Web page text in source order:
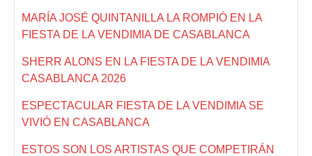
MARÍA JOSÉ QUINTANILLA LA ROMPIÓ EN LA
FIESTA DE LA VENDIMIA DE CASABLANCA
SHERR ALONS EN LA FIESTA DE LA VENDIMIA
CASABLANCA 2026
ESPECTACULAR FIESTA DE LA VENDIMIA SE
VIVIÓ EN CASABLANCA
ESTOS SON LOS ARTISTAS QUE COMPETIRÁN